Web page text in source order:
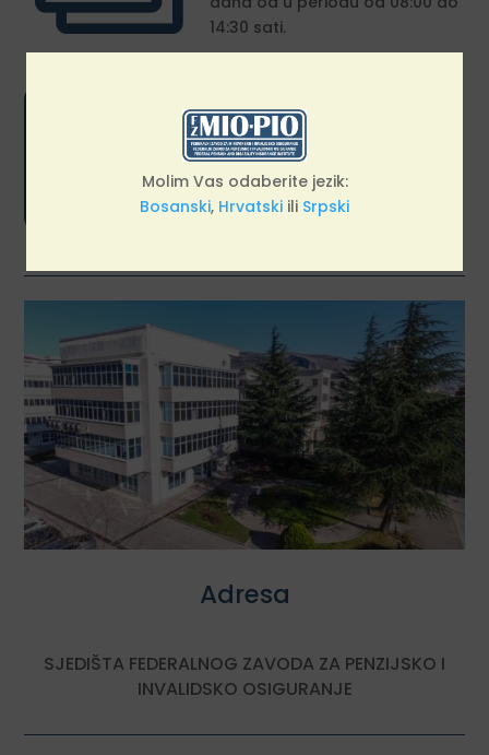
14:30 sati.

zavoda za MIO/PIO dostupan je
građanima svakog radnog dana
od 09:00 do 13:30 sati.
Adresa
SJEDIŠTA FEDERALNOG ZAVODA ZA PENZIJSKO I
INVALIDSKO OSIGURANJE
Molim Vas odaberite jezik:
Bosanski, Hrvatski ili Srpski